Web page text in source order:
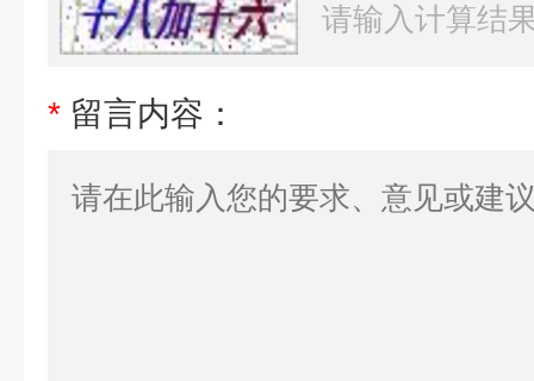
* 留言内容：